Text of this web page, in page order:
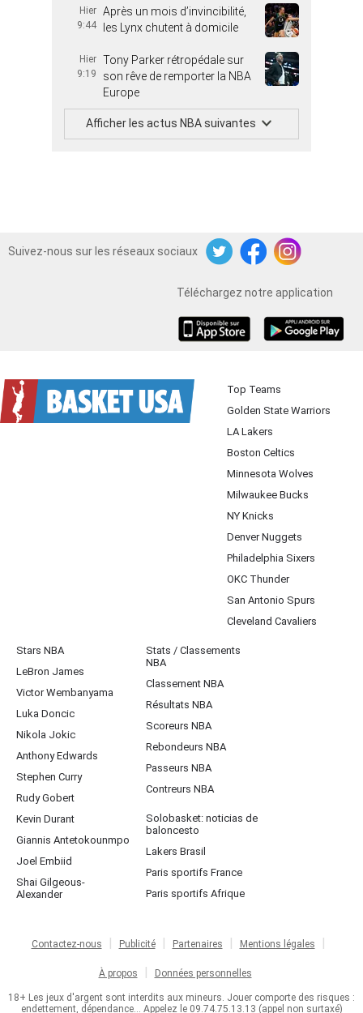
Hier
9:44
Après un mois d’invincibilité,
les Lynx chutent à domicile
Hier
9:19
Tony Parker rétropédale sur
son rêve de remporter la NBA
Europe
Afficher les actus NBA suivantes
Suivez-nous sur les réseaux sociaux
TwitterFacebookInstagram
Téléchargez notre application
Top Teams
Golden State Warriors
LA Lakers
Boston Celtics
Minnesota Wolves
Milwaukee Bucks
NY Knicks
Denver Nuggets
Philadelphia Sixers
OKC Thunder
San Antonio Spurs
Cleveland Cavaliers
Stars NBA
LeBron James
Victor Wembanyama
Luka Doncic
Nikola Jokic
Anthony Edwards
Stephen Curry
Rudy Gobert
Kevin Durant
Giannis Antetokounmpo
Joel Embiid
Shai Gilgeous-
Alexander
Stats / Classements
NBA
Classement NBA
Résultats NBA
Scoreurs NBA
Rebondeurs NBA
Passeurs NBA
Contreurs NBA
Solobasket: noticias de
baloncesto
Lakers Brasil
Paris sportifs France
Paris sportifs Afrique
Contactez-nous Publicité Partenaires Mentions légales
À propos Données personnelles
18+ Les jeux d'argent sont interdits aux mineurs. Jouer comporte des risques :
endettement, dépendance... Appelez le 09.74.75.13.13 (appel non surtaxé)